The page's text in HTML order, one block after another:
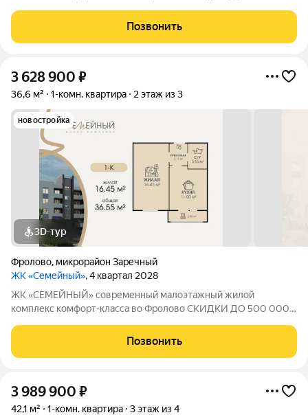
площадью 42,1 м с продуманной современной планировкой:
Позвонить
3 628 900 ₽
36,6 м² 1-комн. квартира 2 этаж из 3
новостройка
3D-тур
Фролово, микрорайон Заречный
ЖК «Семейный», 4 квартал 2028
ЖК «СЕМЕЙНЫЙ» современный малоэтажный жилой
комплекс комфорт-класса во Фролово СКИДКИ ДО 500 000
продуманной современной планировкой: жилая площадь 16.45
Позвонить
3 989 900 ₽
42,1 м² 1-комн. квартира 3 этаж из 4